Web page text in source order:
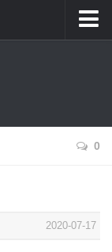
0
2020-07-17